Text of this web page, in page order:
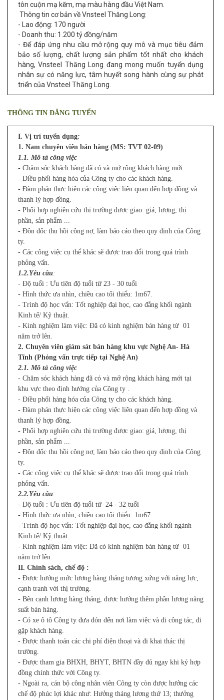
tôn cuộn mạ kẽm, mạ màu hàng đầu Việt Nam.
Thông tin cơ bản về Vnsteel Thăng Long:
- Lao động: 170 người
- Doanh thu: 1.200 tỷ đồng/năm
- Để đáp ứng nhu cầu mở rộng quy mô và mục tiêu đảm
bảo số lượng, chất lượng sản phẩm tốt nhất cho khách
hàng, Vnsteel Thăng Long đang mong muốn tuyển dụng
nhân sự có năng lực, tâm huyết song hành cùng sự phát
triển của Vnsteel Thăng Long.
THÔNG TIN ĐĂNG TUYỂN
I. Vị trí tuyển dụng:
1. Nam chuyên viên bán hàng (MS: TVT 02-09)
1.1. Mô tả công việc
- Chăm sóc khách hàng đã có và mở rộng khách hàng mới.
- Điều phối hàng hóa của Công ty cho các khách hàng.
- Đàm phán thực hiện các công việc liên quan đến hợp đồng và
thanh lý hợp đồng.
- Phối hợp nghiên cứu thị trường được giao: giá, lượng, thị
phần, sản phẩm ...
- Đôn đốc thu hồi công nợ, làm báo cáo theo quy định của Công
ty.
- Các công việc cụ thể khác sẽ được trao đổi trong quá trình
phỏng vấn.
1.2.Yêu cầu:
- Độ tuổi : Ưu tiên độ tuổi từ 23 - 30 tuổi
- Hình thức ưa nhìn, chiều cao tối thiểu: 1m67.
- Trình độ học vấn: Tốt nghiệp đại học, cao đẳng khối ngành
Kinh tế/ Kỹ thuật.
- Kinh nghiệm làm việc: Đã có kinh nghiệm bán hàng từ 01
năm trở lên.
2. Chuyên viên giám sát bán hàng khu vực Nghệ An- Hà
Tĩnh (Phỏng vấn trực tiếp tại Nghệ An)
2.1. Mô tả công việc
- Chăm sóc khách hàng đã có và mở rộng khách hàng mới tại
khu vực theo định hướng của Công ty .
- Điều phối hàng hóa của Công ty cho các khách hàng.
- Đàm phán thực hiện các công việc liên quan đến hợp đồng và
thanh lý hợp đồng.
- Phối hợp nghiên cứu thị trường được giao: giá, lượng, thị
phần, sản phẩm ...
- Đôn đốc thu hồi công nợ, làm báo cáo theo quy định của Công
ty.
- Các công việc cụ thể khác sẽ được trao đổi trong quá trình
phỏng vấn.
2.2.Yêu cầu:
- Độ tuổi : Ưu tiên độ tuổi từ 24 - 32 tuổi
- Hình thức ưa nhìn, chiều cao tối thiểu: 1m67.
- Trình độ học vấn: Tốt nghiệp đại học, cao đẳng khối ngành
Kinh tế/ Kỹ thuật.
- Kinh nghiệm làm việc: Đã có kinh nghiệm bán hàng từ 01
năm trở lên.
II. Chính sách, chế độ :
- Được hưởng mức lương hàng tháng tương xứng với năng lực,
cạnh tranh với thị trường.
- Bên cạnh lương hàng tháng, được hưởng thêm phần lương năng
suất bán hàng.
- Có xe ô tô Công ty đưa đón đến nơi làm việc và đi công tác, đi
gặp khách hàng.
- Được thanh toán các chi phí điện thoại và đi khai thác thị
trường.
- Được tham gia BHXH, BHYT, BHTN đầy đủ ngay khi ký hợp
đồng chính thức với Công ty.
- Ngoài ra, cán bộ công nhân viên Công ty còn được hưởng các
chế độ phúc lợi khác như: Hưởng tháng lương thứ 13; thưởng